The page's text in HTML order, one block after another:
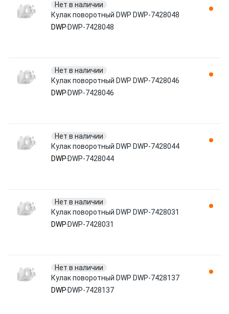
Нет в наличии
Кулак поворотный DWP DWP-7428048
DWP DWP-7428048
Нет в наличии
Кулак поворотный DWP DWP-7428046
DWP DWP-7428046
Нет в наличии
Кулак поворотный DWP DWP-7428044
DWP DWP-7428044
Нет в наличии
Кулак поворотный DWP DWP-7428031
DWP DWP-7428031
Нет в наличии
Кулак поворотный DWP DWP-7428137
DWP DWP-7428137